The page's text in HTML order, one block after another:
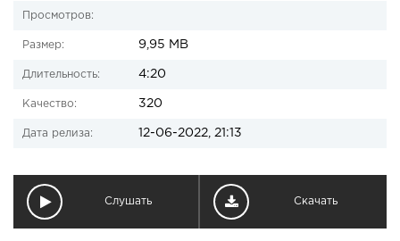
Просмотров:
Размер: 9,95 MB
Длительность: 4:20
Качество: 320
Дата релиза: 12-06-2022, 21:13
Слушать Скачать